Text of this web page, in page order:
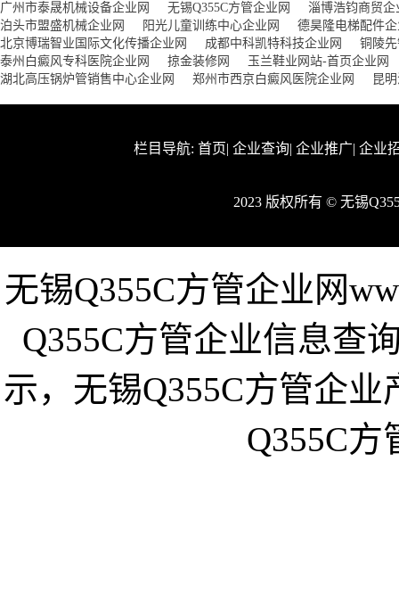
广州市泰晟机械设备企业网 无锡Q355C方管企业网
淄博浩钧商贸企
泊头市盟盛机械企业网
阳光儿童训练中心企业网
德昊隆电梯配件
北京博瑞智业国际文化传播企业网
成都中科凯特科技企业网
铜陵
泰州白癜风专科医院企业网
掠金装修网
玉兰鞋业网站-首页企业网
湖北高压锅炉管销售中心企业网
郑州市西京白癜风医院企业网 昆
栏目导航: 首页| 企业查询| 企业推广| 企业
2023 版权所有 © 无锡
无锡Q355C方管企业网
Q355C方管企业信息查
示，无锡Q355C方管企
Q355C